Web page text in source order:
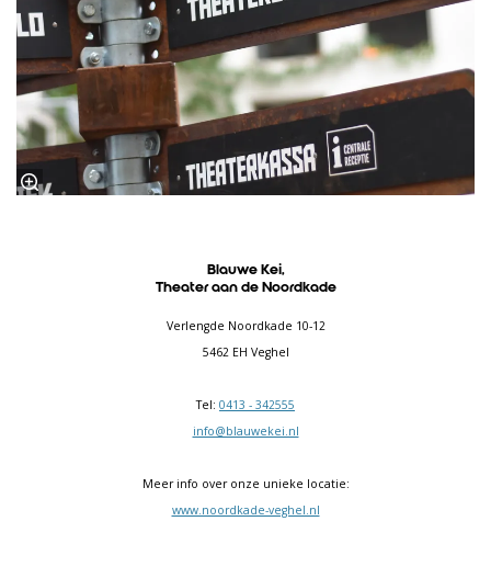
Blauwe Kei,
Theater aan de Noordkade
Verlengde Noordkade 10-12
5462 EH Veghel
Tel: 0413 - 342555
info@blauwekei.nl
Meer info over onze unieke locatie:
www.noordkade-veghel.nl